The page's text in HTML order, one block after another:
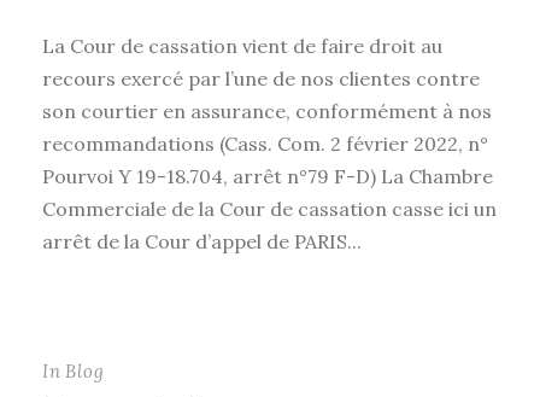
La Cour de cassation vient de faire droit au
recours exercé par l’une de nos clientes contre
son courtier en assurance, conformément à nos
recommandations (Cass. Com. 2 février 2022, n°
Pourvoi Y 19-18.704, arrêt n°79 F-D) La Chambre
Commerciale de la Cour de cassation casse ici un
arrêt de la Cour d’appel de PARIS...
In Blog